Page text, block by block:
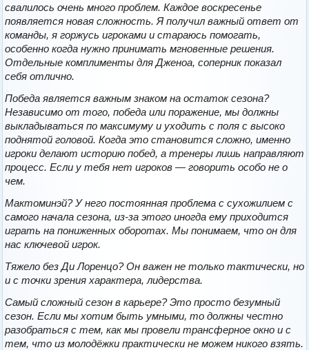
свалилось очень много проблем. Каждое воскресенье
появляется новая сложность. Я получил важный ответ от
команды, я горжусь игроками и стараюсь помогать,
особенно когда нужно принимать мгновенные решения.
Отдельные комплименты для Дженоа, соперник показал
себя отлично.
Победа является важным знаком на остаток сезона?
Независимо от того, победа или поражение, мы должны
выкладываться по максимуму и уходить с поля с высоко
поднятой головой. Когда это становится сложно, именно
игроки делают историю побед, а тренеры лишь направляют
процесс. Если у тебя нет игроков — говорить особо не о
чем.
Мактоминэй? У него постоянная проблема с сухожилием с
самого начала сезона, из-за этого иногда ему приходится
играть на пониженных оборотах. Мы понимаем, что он для
нас ключевой игрок.
Тяжело без Ди Лоренцо? Он важен не только тактически, но
и с точки зрения характера, лидерства.
Самый сложный сезон в карьере? Это просто безумный
сезон. Если мы хотим быть умными, то должны честно
разобраться с тем, как мы провели трансферное окно и с
тем, что из молодёжки практически не можем никого взять.